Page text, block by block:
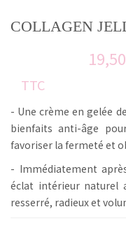
COLLAGEN
TTC
- Une crème en gelée
bienfaits anti-âge
favoriser la fermeté et
- Immédiatement
éclat intérieur naturel
resserré, radieux et